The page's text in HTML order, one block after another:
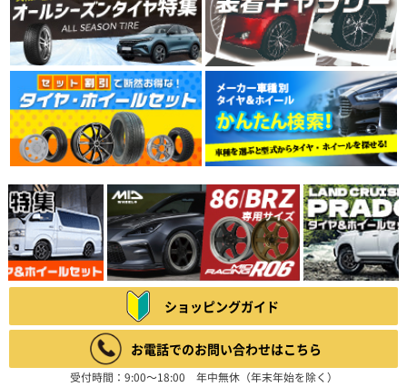
ショッピングガイド
お電話でのお問い合わせはこちら
受付時間：9:00～18:00 年中無休（年末年始を除く）